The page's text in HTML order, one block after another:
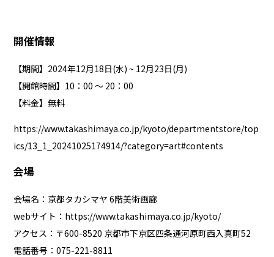
開催情報
【期間】2024年12月18日(水) ~ 12月23日(月)
【開館時間】10：00 ～ 20：00
【料金】無料
https://www.takashimaya.co.jp/kyoto/departmentstore/top
ics/13_1_20241025174914/?category=art#contents
会場
会場名：京都タカシマヤ 6階美術画廊
webサイト： https://www.takashimaya.co.jp/kyoto/
アクセス：〒600-8520 京都市下京区四条通河原町西入真町52
電話番号：075-221-8811